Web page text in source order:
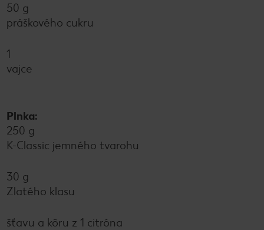
50 g
práškového cukru
1
vajce
Plnka:
250 g
K-Classic jemného tvarohu
30 g
Zlatého klasu
šťavu a kôru z 1 citróna